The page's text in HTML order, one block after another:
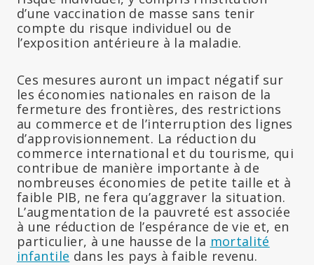
d’une vaccination de masse sans tenir
compte du risque individuel ou de
l’exposition antérieure à la maladie.
Ces mesures auront un impact négatif sur
les économies nationales en raison de la
fermeture des frontières, des restrictions
au commerce et de l’interruption des lignes
d’approvisionnement. La réduction du
commerce international et du tourisme, qui
contribue de manière importante à de
nombreuses économies de petite taille et à
faible PIB, ne fera qu’aggraver la situation.
L’augmentation de la pauvreté est associée
à une réduction de l’espérance de vie et, en
particulier, à une hausse de la mortalité
infantile dans les pays à faible revenu.